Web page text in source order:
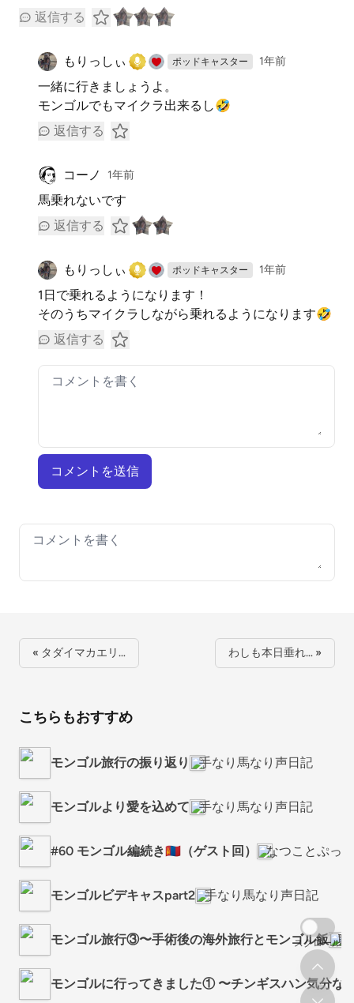
返信する
もりっしぃ ポッドキャスター 1年前
一緒に行きましょうよ。
モンゴルでもマイクラ出来るし🤣
返信する
コーノ 1年前
馬乗れないです
返信する
もりっしぃ ポッドキャスター 1年前
1日で乗れるようになります！
そのうちマイクラしながら乗れるようになります🤣
返信する
コメントを送信
Your comment
« タダイマカエリ… わしも本日垂れ… »
こちらもおすすめ
モンゴル旅行の振り返り 手なり馬なり声日記
モンゴルより愛を込めて 手なり馬なり声日記
#60 モンゴル編続き🇲🇳（ゲスト回） なつことぷっ
モンゴルビデキャスpart2 手なり馬なり声日記
モンゴル旅行③〜手術後の海外旅行とモンゴル飯 職
モンゴルに行ってきました① 〜チンギスハン気分な
スクロール